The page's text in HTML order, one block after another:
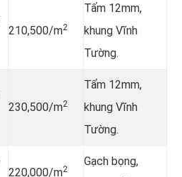
210,500/m2
Tấm 12mm,
khung Vĩnh
Tường.
230,500/m2
Tấm 12mm,
khung Vĩnh
Tường.
220,000/m2
Gạch bọng,